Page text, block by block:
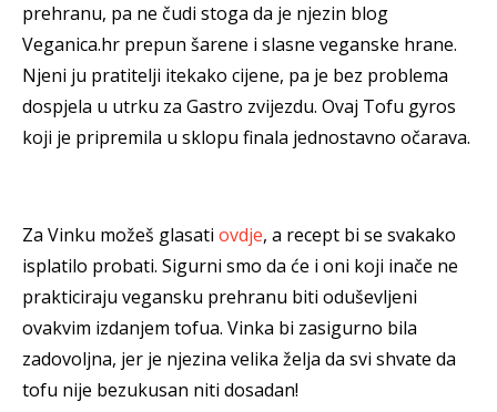
prehranu, pa ne čudi stoga da je njezin blog
Veganica.hr prepun šarene i slasne veganske hrane.
Njeni ju pratitelji itekako cijene, pa je bez problema
dospjela u utrku za Gastro zvijezdu. Ovaj Tofu gyros
koji je pripremila u sklopu finala jednostavno očarava.
Za Vinku možeš glasati ovdje, a recept bi se svakako
isplatilo probati. Sigurni smo da će i oni koji inače ne
prakticiraju vegansku prehranu biti oduševljeni
ovakvim izdanjem tofua. Vinka bi zasigurno bila
zadovoljna, jer je njezina velika želja da svi shvate da
tofu nije bezukusan niti dosadan!